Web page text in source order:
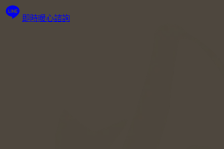
即時暖心諮詢